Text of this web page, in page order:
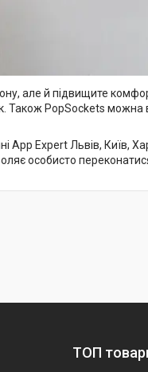
але й підвищите
Також PopSockets можна
Expert Львів, Київ,
особисто
ТОП